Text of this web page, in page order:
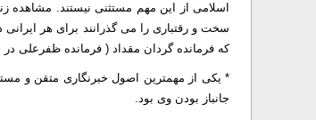
اسلامی از این مهم مستثنی نیستند. مشاهده
سخت و رقتباری را می گذرانند برای هر
که فرمانده گردان مقداد ( فرمانده ظفرعلی
* یکی از مهمترین اصول خبرنگاری متقن و
جانباز بودن وی بود.